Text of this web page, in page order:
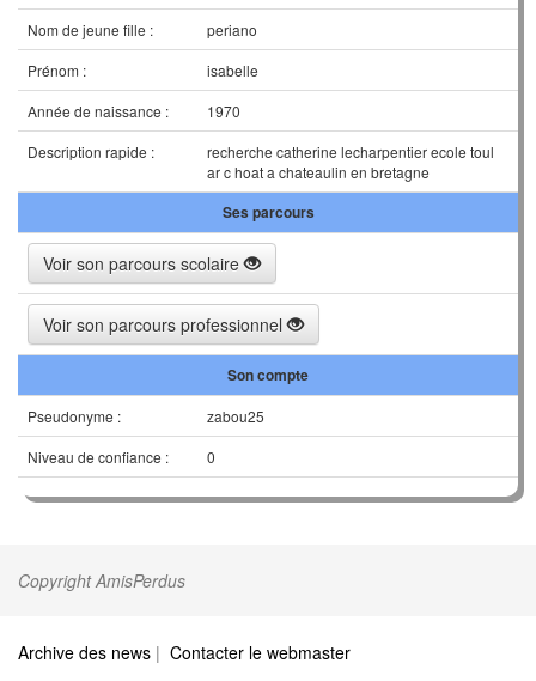
Nom de jeune fille :
periano
Prénom :
isabelle
Année de naissance :
1970
Description rapide :
recherche catherine lecharpentier ecole toul
ar c hoat a chateaulin en bretagne
Ses parcours
Voir son parcours scolaire
Voir son parcours professionnel
Son compte
Pseudonyme :
zabou25
Niveau de confiance :
0
Copyright AmisPerdus
Archive des news | Contacter le webmaster